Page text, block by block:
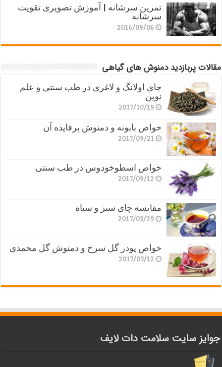
تمرین سرشانه | آموزش تصویری تقویت
سرشانه
2016/09/06
مقالات پربازدید دمنوش های گیاهی
چای اولانگ و لاغری در طب سنتی و علم
نوین
2017/10/19
خواص بابونه و دمنوش پرفایده آن
2017/09/21
خواص اسطوخودوس در طب سنتی
2017/09/12
مقایسه چای سبز و سیاه
2017/03/29
خواص پودر گل سرخ و دمنوش گل محمدی
2017/03/12
جوایز سایت سلامت دات لایف